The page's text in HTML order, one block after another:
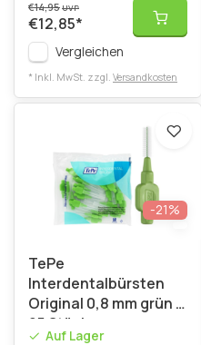
€14,95UVP
€12,85*
Vergleichen
* Inkl. MwSt. zzgl. Versandkosten
-21%
TePe
Interdentalbürsten
Original 0,8 mm grün -
25 Stück
Auf Lager